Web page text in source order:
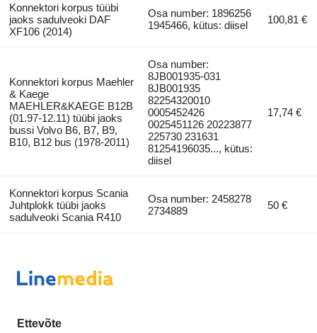
Konnektori korpus tüübi
jaoks sadulveoki DAF
XF106 (2014)
Osa number: 1896256
1945466, kütus: diisel
100,81 €
Konnektori korpus Maehler
& Kaege
MAEHLER&KAEGE B12B
(01.97-12.11) tüübi jaoks
bussi Volvo B6, B7, B9,
B10, B12 bus (1978-2011)
Osa number:
8JB001935-031
8JB001935
82254320010
0005452426
0025451126 20223877
225730 231631
81254196035..., kütus:
diisel
17,74 €
Konnektori korpus Scania
Juhtplokk tüübi jaoks
sadulveoki Scania R410
Osa number: 2458278
2734889
50 €
Ettevõte